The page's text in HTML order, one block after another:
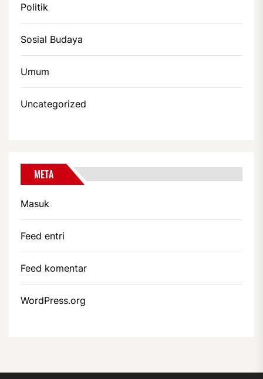
Politik
Sosial Budaya
Umum
Uncategorized
META
Masuk
Feed entri
Feed komentar
WordPress.org